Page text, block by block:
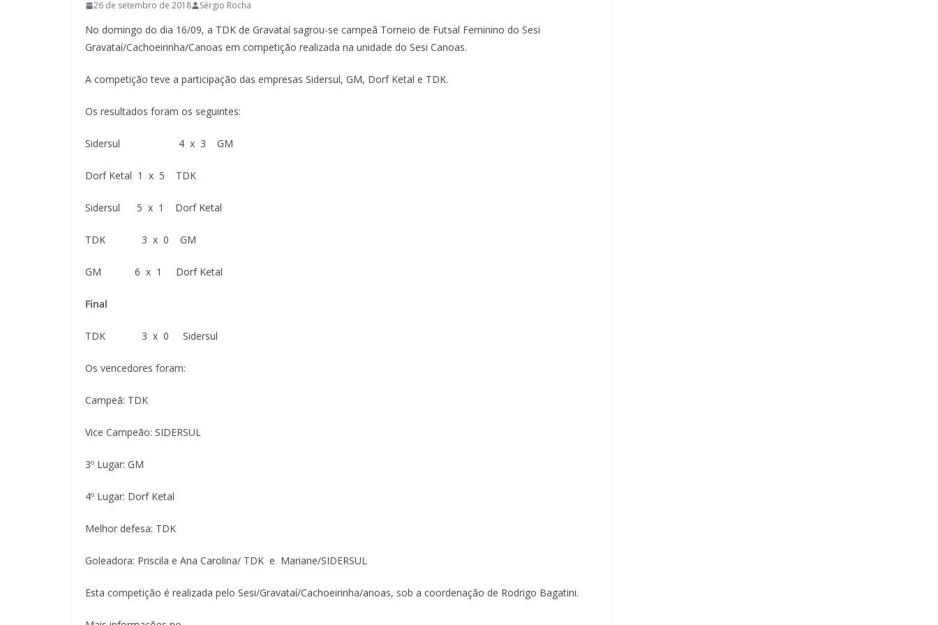
26 de setembro de 2018 Sérgio Rocha
No domingo do dia 16/09, a TDK de Gravataí sagrou-se campeã Torneio de Futsal Feminino do Sesi
Gravataí/Cachoeirinha/Canoas em competição realizada na unidade do Sesi Canoas.
A competição teve a participação das empresas Sidersul, GM, Dorf Ketal e TDK.
Os resultados foram os seguintes:
Sidersul 4 x 3 GM
Dorf Ketal 1 x 5 TDK
Sidersul 5 x 1 Dorf Ketal
TDK 3 x 0 GM
GM 6 x 1 Dorf Ketal
Final
TDK 3 x 0 Sidersul
Os vencedores foram:
Campeã: TDK
Vice Campeão: SIDERSUL
3º Lugar: GM
4º Lugar: Dorf Ketal
Melhor defesa: TDK
Goleadora: Priscila e Ana Carolina/ TDK e Mariane/SIDERSUL
Esta competição é realizada pelo Sesi/Gravataí/Cachoeirinha/anoas, sob a coordenação de Rodrigo Bagatini.